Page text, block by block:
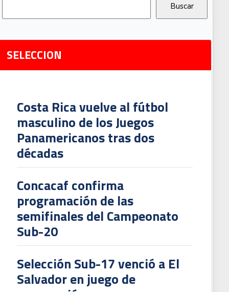
SELECCION
Costa Rica vuelve al fútbol
masculino de los Juegos
Panamericanos tras dos
décadas
Concacaf confirma
programación de las
semifinales del Campeonato
Sub-20
Selección Sub-17 venció a El
Salvador en juego de